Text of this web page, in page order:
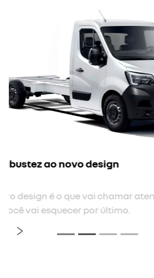
novo para-choque frontal
Com novo desenho, mais
previousnext